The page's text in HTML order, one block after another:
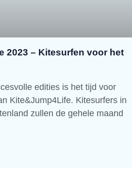
2023 – Kitesurfen voor het
edities is het tijd voor
Kite&Jump4Life. Kitesurfers in
zullen de gehele maand